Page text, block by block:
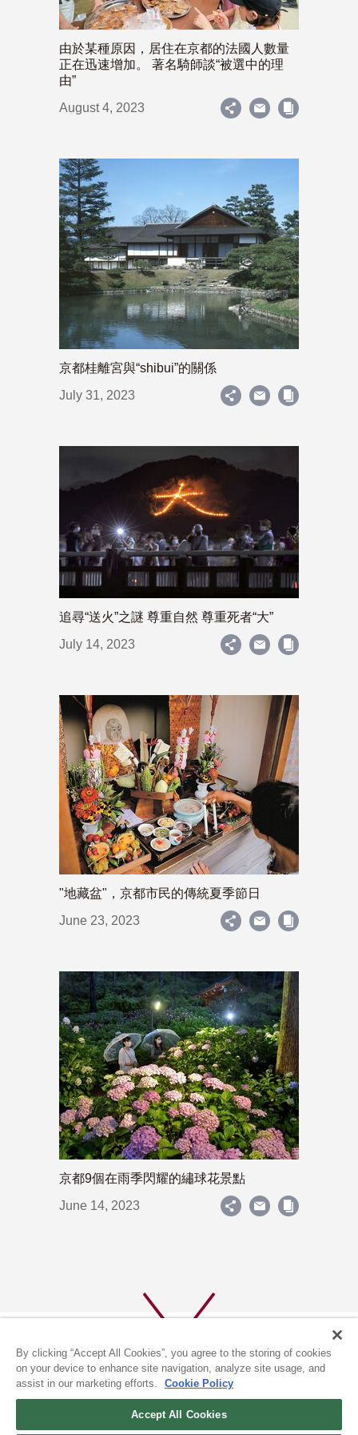
由於某種原因，居住在京都的法國人數量
正在迅速增加。 著名騎師談“被選中的理
由”
August 4, 2023
京都桂離宮與“shibui”的關係
July 31, 2023
追尋“送火”之謎 尊重自然 尊重死者“大”
July 14, 2023
"地藏盆"，京都市民的傳統夏季節日
June 23, 2023
京都9個在雨季閃耀的繡球花景點
June 14, 2023
By clicking “Accept All Cookies”, you agree to the storing of cookies
on your device to enhance site navigation, analyze site usage, and
assist in our marketing efforts.
Cookie Policy
Accept All Cookies